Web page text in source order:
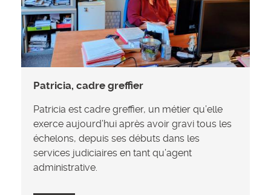
Patricia, cadre greffier
Patricia est cadre greffier, un métier qu’elle
exerce aujourd’hui après avoir gravi tous les
échelons, depuis ses débuts dans les
services judiciaires en tant qu’agent
administrative.